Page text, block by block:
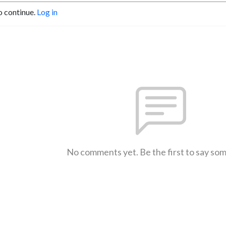
continue. Log in
No comments yet. Be the first to say